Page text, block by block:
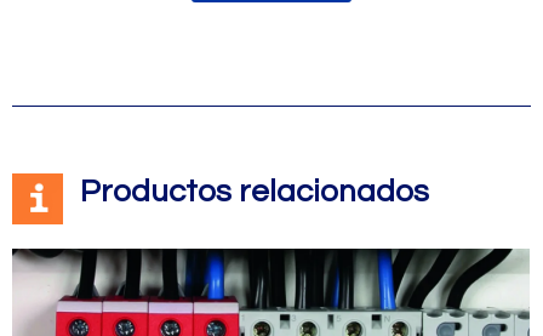
Productos relacionados